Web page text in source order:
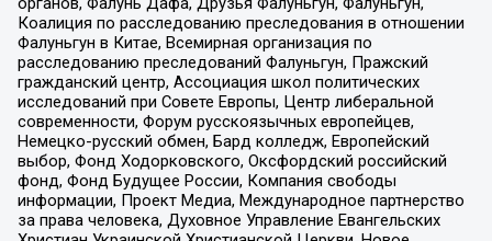
Коалиция по расследованию преследования в отношении
Фалуньгун в Китае, Всемирная организация по
расследованию преследований Фалуньгун, Пражский
гражданский центр, Ассоциация школ политических
исследований при Совете Европы, Центр либеральной
современности, Форум русскоязычных европейцев,
Немецко-русский обмен, Бард колледж, Европейский
выбор, Фонд Ходорковского, Оксфордский российский
фонд, Фонд Будущее России, Компания свободы
информации, Проект Медиа, Международное партнерство
за права человека, Духовное Управление Евангельских